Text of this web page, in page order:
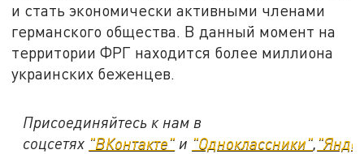
и стать экономически активными членами
германского общества. В данный момент на
территории ФРГ находится более миллиона
украинских беженцев.
Присоединяйтесь к нам в
соцсетях "ВКонтакте" и "Одноклассники",